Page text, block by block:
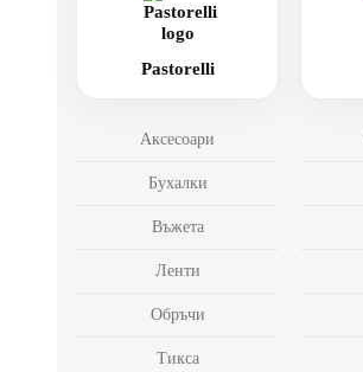
Pastorelli
Аксесоари
Бухалки
Въжета
Ленти
Обръчи
Тикса